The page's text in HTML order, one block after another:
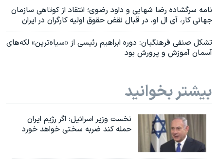
نامه سرگشاده رضا شهابی و داود رضوی؛ انتقاد از کوتاهی سازمان
جهانی کار، آی ال او، در قبال نقض حقوق اولیه کارگران در ایران
تشکل‌ صنفی فرهنگیان: دوره ابراهیم رئیسی از «سیاه‌ترین» لکه‌های
آسمان آموزش و پرورش بود
بیشتر بخوانید
نخست وزیر اسرائيل: اگر رژیم ایران
حمله کند ضربه سختی خواهد خورد